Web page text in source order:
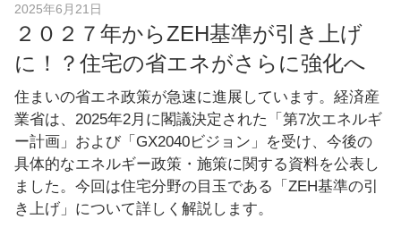
2025年6月21日
２０２７年からZEH基準が引き上げ
に！？住宅の省エネがさらに強化へ
住まいの省エネ政策が急速に進展しています。経済産
業省は、2025年2月に閣議決定された「第7次エネルギ
ー計画」および「GX2040ビジョン」を受け、今後の
具体的なエネルギー政策・施策に関する資料を公表し
ました。今回は住宅分野の目玉である「ZEH基準の引
き上げ」について詳しく解説します。